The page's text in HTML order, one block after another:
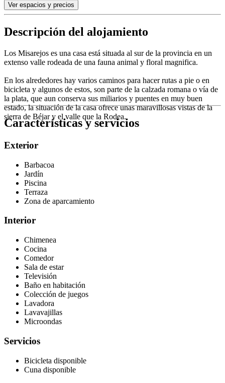
Ver espacios y precios
Descripción del alojamiento
Los Misarejos es una casa está situada al sur de la provincia en un
extenso valle rodeada de una fauna animal y floral magnifica.
En los alrededores hay varios caminos para hacer rutas a pie o en
bicicleta y algunos de estos, son parte de la calzada romana o vía de
la plata, que aun conserva sus miliarios y puentes en muy buen
estado, la situación de la casa ofrece unas maravillosas vistas de la
sierra de Béjar y el valle que la Rodea.
Características y servicios
Exterior
Barbacoa
Jardín
Piscina
Terraza
Zona de aparcamiento
Interior
Chimenea
Cocina
Comedor
Sala de estar
Televisión
Baño en habitación
Colección de juegos
Lavadora
Lavavajillas
Microondas
Servicios
Bicicleta disponible
Cuna disponible